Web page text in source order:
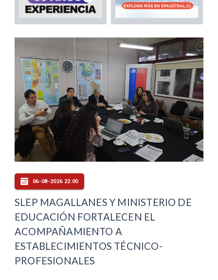
06-08-2026 22:00
SLEP MAGALLANES Y MINISTERIO DE
EDUCACIÓN FORTALECEN EL
ACOMPAÑAMIENTO A
ESTABLECIMIENTOS TÉCNICO-
PROFESIONALES